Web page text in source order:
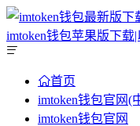
首页
imtoken钱包官网(
imtoken钱包官网